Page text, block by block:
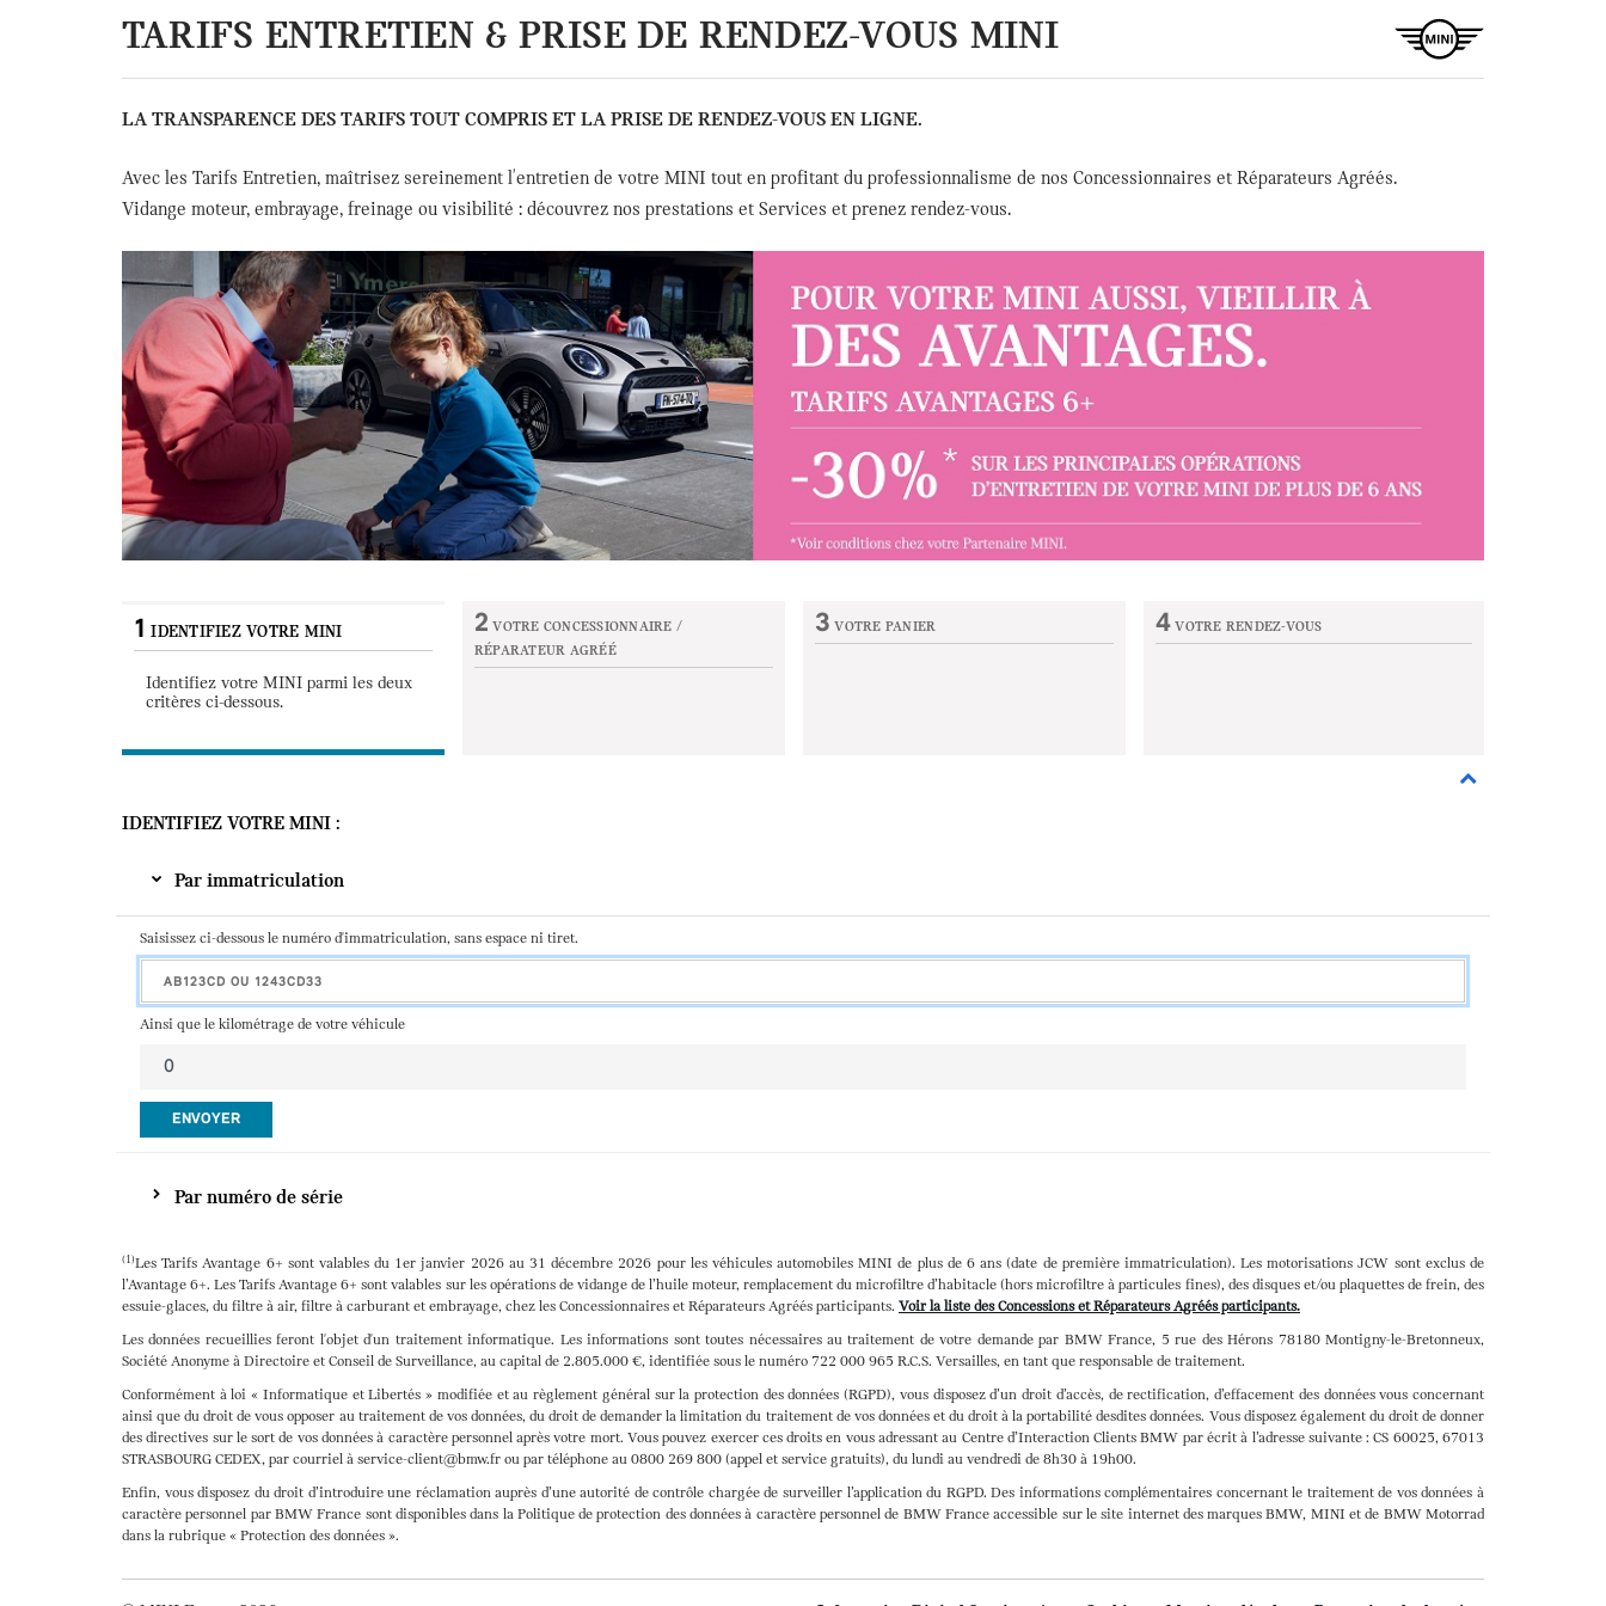
TARIFS ENTRETIEN & PRISE DE RENDEZ-VOUS MINI
LA TRANSPARENCE DES TARIFS TOUT COMPRIS ET LA PRISE DE RENDEZ-VOUS EN LIGNE.
Avec les Tarifs Entretien, maîtrisez sereinement l'entretien de votre MINI tout en profitant du professionnalisme de nos Concessionnaires et Réparateurs Agréés.
Vidange moteur, embrayage, freinage ou visibilité : découvrez nos prestations et Services et prenez rendez-vous.
1 IDENTIFIEZ VOTRE MINI
Identifiez votre MINI parmi les deux
critères ci-dessous.
2 VOTRE CONCESSIONNAIRE /
RÉPARATEUR AGRÉÉ
3 VOTRE PANIER 4 VOTRE RENDEZ-VOUS
IDENTIFIEZ VOTRE MINI
Par immatriculation
Saisissez ci-dessous le numéro d'immatriculation, sans espace ni tiret.
Ainsi que le kilométrage de votre véhicule
ENVOYER
Par numéro de série
(1)Les Tarifs Avantage 6+ sont valables du 1er janvier 2026 au 31 décembre 2026 pour les véhicules automobiles MINI de plus de 6 ans (date de première immatriculation). Les motorisations JCW sont exclus de
l’Avantage 6+. Les Tarifs Avantage 6+ sont valables sur les opérations de vidange de l’huile moteur, remplacement du microfiltre d’habitacle (hors microfiltre à particules fines), des disques et/ou plaquettes de frein, des
essuie-glaces, du filtre à air, filtre à carburant et embrayage, chez les Concessionnaires et Réparateurs Agréés participants. Voir la liste des Concessions et Réparateurs Agréés participants.
Les données recueillies feront l'objet d'un traitement informatique. Les informations sont toutes nécessaires au traitement de votre demande par BMW France, 5 rue des Hérons 78180 Montigny-le-Bretonneux,
Société Anonyme à Directoire et Conseil de Surveillance, au capital de 2.805.000 €, identifiée sous le numéro 722 000 965 R.C.S. Versailles, en tant que responsable de traitement.
Conformément à loi « Informatique et Libertés » modifiée et au règlement général sur la protection des données (RGPD), vous disposez d’un droit d’accès, de rectification, d’effacement des données vous concernant
ainsi que du droit de vous opposer au traitement de vos données, du droit de demander la limitation du traitement de vos données et du droit à la portabilité desdites données. Vous disposez également du droit de donner
des directives sur le sort de vos données à caractère personnel après votre mort. Vous pouvez exercer ces droits en vous adressant au Centre d’Interaction Clients BMW par écrit à l’adresse suivante : CS 60025, 67013
STRASBOURG CEDEX, par courriel à service-client@bmw.fr ou par téléphone au 0800 269 800 (appel et service gratuits), du lundi au vendredi de 8h30 à 19h00.
Enfin, vous disposez du droit d’introduire une réclamation auprès d’une autorité de contrôle chargée de surveiller l’application du RGPD. Des informations complémentaires concernant le traitement de vos données à
caractère personnel par BMW France sont disponibles dans la Politique de protection des données à caractère personnel de BMW France accessible sur le site internet des marques BMW, MINI et de BMW Motorrad
dans la rubrique « Protection des données ».